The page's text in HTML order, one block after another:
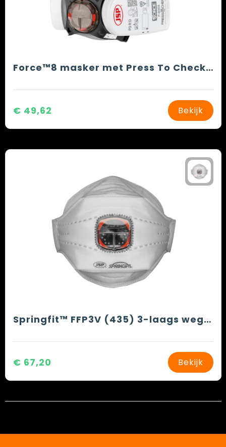
Force™8 masker met Press To Check™ P3-filters
€ 49,62 Bekijk
Springfit™ FFP3V (435) 3-laags wegwerpmasker met Typhoon ventiel
€ 67,20 Bekijk